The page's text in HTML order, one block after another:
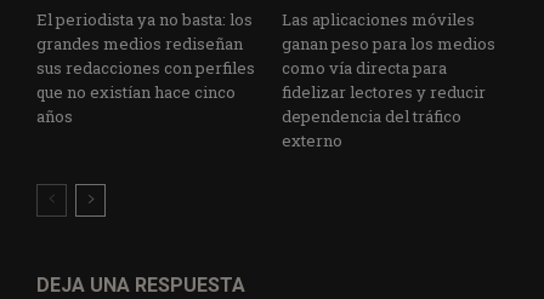
El periodista ya no basta: los
grandes medios rediseñan
sus redacciones con perfiles
que no existían hace cinco
años
Las aplicaciones móviles
ganan peso para los medios
como vía directa para
fidelizar lectores y reducir
dependencia del tráfico
externo
DEJA UNA RESPUESTA